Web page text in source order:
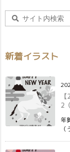
新着イラスト
2
年